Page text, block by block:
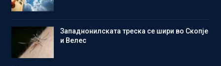
Западнонилската треска се шири во Скопје
и Велес